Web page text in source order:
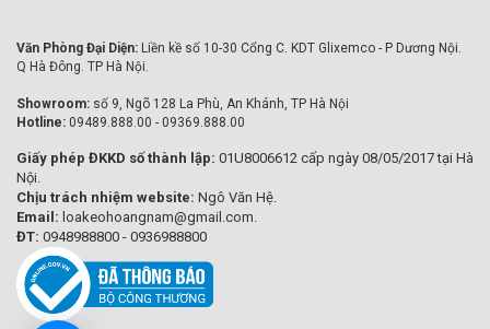
Văn Phòng Đại Diện: Liền kề số 10-30 Cổng C. KDT Glixemco - P Dương Nội.
Q Hà Đông. TP Hà Nội.
Showroom: số 9, Ngõ 128 La Phù, An Khánh, TP Hà Nội
Hotline: 09489.888.00 - 09369.888.00
Giấy phép ĐKKD số thành lập: 01U8006612 cấp ngày 08/05/2017 tại Hà
Nội.
Chịu trách nhiệm website: Ngô Văn Hệ.
Email: loakeohoangnam@gmail.com.
ĐT: 0948988800 - 0936988800